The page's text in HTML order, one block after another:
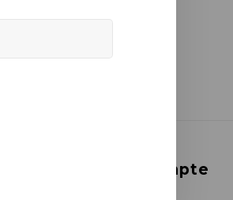
Mon compte